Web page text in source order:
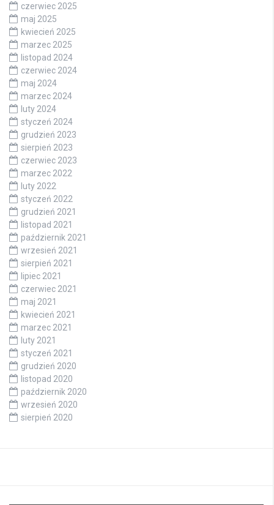
czerwiec 2025
maj 2025
kwiecień 2025
marzec 2025
listopad 2024
czerwiec 2024
maj 2024
marzec 2024
luty 2024
styczeń 2024
grudzień 2023
sierpień 2023
czerwiec 2023
marzec 2022
luty 2022
styczeń 2022
grudzień 2021
listopad 2021
październik 2021
wrzesień 2021
sierpień 2021
lipiec 2021
czerwiec 2021
maj 2021
kwiecień 2021
marzec 2021
luty 2021
styczeń 2021
grudzień 2020
listopad 2020
październik 2020
wrzesień 2020
sierpień 2020